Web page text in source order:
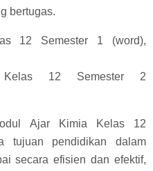
bertugas.
12 Semester 1 (word),
12 Semester 2
Ajar Kimia Kelas 12
tujuan pendidikan dalam
secara efisien dan efektif,